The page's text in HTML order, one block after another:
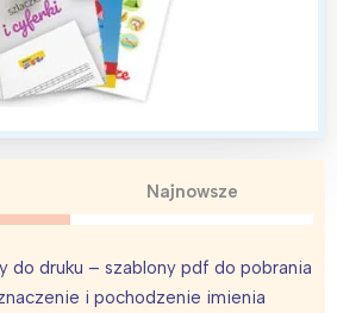
Najnowsze
do druku – szablony pdf do pobrania
i pochodzenie imienia